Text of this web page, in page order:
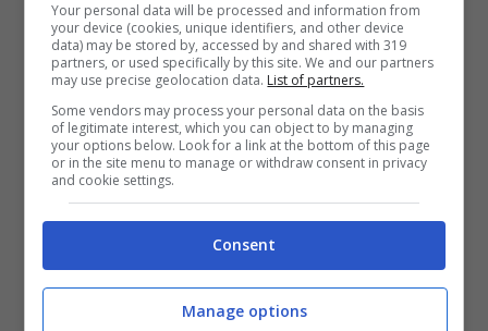
Si tratta dellafiglia maggiore Iolandache
negli scorsi mesi ha compiuto i 18 anni. La
giovane è stata immortalata in primis
dare una bella pulita alla casa del
Your personal data will be processed and information from
your device (cookies, unique identifiers, and other device
data) may be stored by, accessed by and shared with 319
partners, or used specifically by this site. We and our partners
may use precise geolocation data. List of partners.
Some vendors may process your personal data on the basis
of legitimate interest, which you can object to by managing
your options below. Look for a link at the bottom of this page
or in the site menu to manage or withdraw consent in privacy
and cookie settings.
Consent
Manage options